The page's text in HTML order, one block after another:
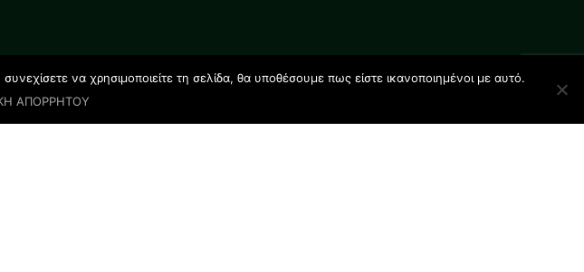
να χρησιμοποιείτε τη σελίδα, θα υποθέσουμε πως είστε ικανοποιημένοι με αυτό.
ΑΠΟΡΡΗΤΟΥ